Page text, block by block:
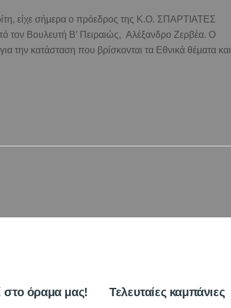
είχε σήμερα ο πρόεδρος της Κ.Ο. ΣΠΑΡΤΙΑΤΕΣ
τον Βουλευτή Β’ Πειραιώς, Αλέξανδρο Ζερβέα. Ο
την κατάσταση που βρίσκονται τα Εθνικά θέματα και
στο όραμα μας! Τελευταίες καμπάνιες